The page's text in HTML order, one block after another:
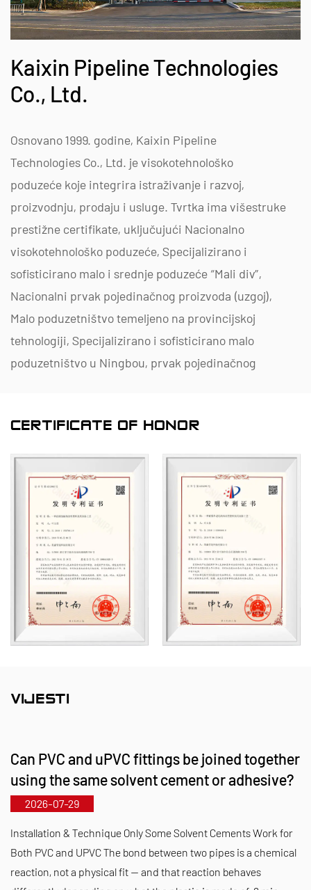
Kaixin Pipeline Technologies
Co., Ltd.
Osnovano 1999. godine, Kaixin Pipeline
Technologies Co., Ltd. je visokotehnološko
poduzeće koje integrira istraživanje i razvoj,
proizvodnju, prodaju i usluge. Tvrtka ima višestruke
prestižne certifikate, uključujući Nacionalno
visokotehnološko poduzeće, Specijalizirano i
sofisticirano malo i srednje poduzeće “Mali div”,
Nacionalni prvak pojedinačnog proizvoda (uzgoj),
Malo poduzetništvo temeljeno na provincijskoj
tehnologiji, Specijalizirano i sofisticirano malo
poduzetništvo u Ningbou, prvak pojedinačnog
Zelena tvornica na razini okruga, Ningbo Poduzeće
s četiri zvjezdice za inovacije u upravljanju i
sposobnost upravljanja podacima u poduzeću
Razina zrelosti 2.
Specijalizirani smo za razvoj, proizvodnju i opskrbu
nemetalnih proizvoda otpornih na koroziju za
kemijsku primjenu, uključujući plastične ventile,
cijevi, priključke za cijevi i pumpe otporne na
koroziju. Naš portfelj proizvoda obuhvaća
materijale kao što su PVC-C, PVC-U, PVDF, PPH i
DN1000, dok se cijevi i spojni dijelovi protežu do
Vođen načelom "tehnološki vođen, u korak s
vremenom", Kaixin izdvaja gotovo 10 milijuna RMB
godišnje za istraživanje i razvoj. Osiguravamo
vrhunsku kvalitetu proizvoda kroz standardiziranu
automatiziranu proizvodnju i strogu nabavu
uvezenih sirovina. U skladu s našom
CERTIFICATE OF HONOR
VIJESTI
Can PVC and uPVC fittings be joined together
using the same solvent cement or adhesive?
2026-07-29
Installation & Technique Only Some Solvent Cements Work for
Both PVC and UPVC The bond between two pipes is a chemical
reaction, not a physical fit — and that reaction behaves